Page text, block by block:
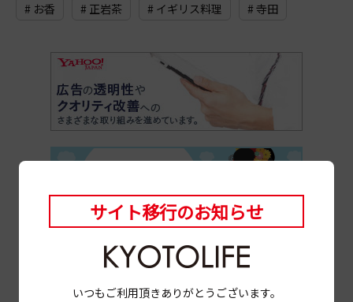
# お香 # 正岩茶 # イギリス料理 # 寺田
サイト移行のお知らせ
いつもご利用頂きありがとうございます。